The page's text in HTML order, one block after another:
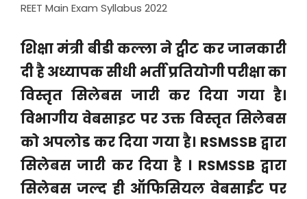
REET Main Exam Syllabus 2022
शिक्षा मंत्री बीडी कल्ला ने ट्वीट कर जानकारी
दी है अध्यापक सीधी भर्ती प्रतियोगी परीक्षा का
विस्तृत सिलेबस जारी कर दिया गया है।
विभागीय वेबसाइट पर उक्त विस्तृत सिलेबस
को अपलोड कर दिया गया है। RSMSSB द्वारा
सिलेबस जारी कर दिया है । RSMSSB द्वारा
सिलेबस जल्द ही ऑफिसियल वेबसाईट पर